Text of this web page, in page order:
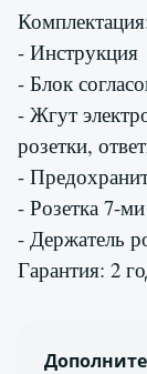
- Инструкция
- Блок
- Жгут
розетки,
-
- Розетка 7-
- Держатель
Гарантия: 2